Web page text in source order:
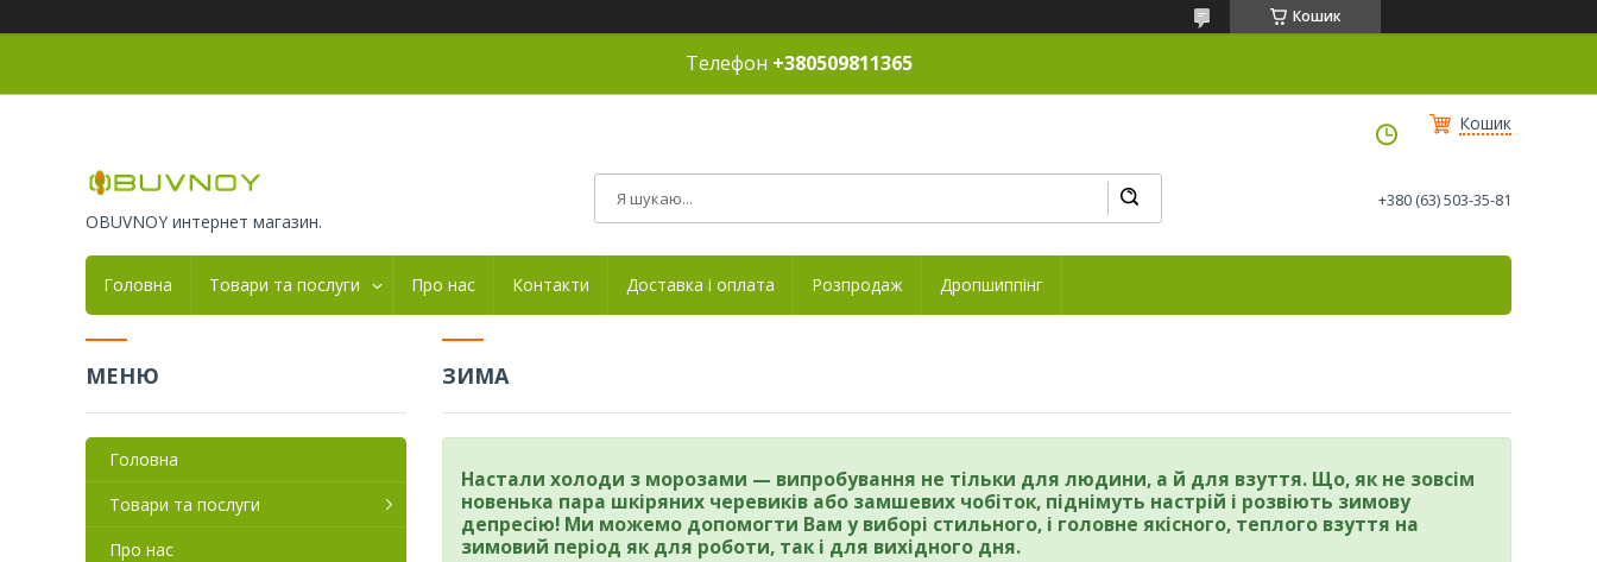
Кошик
Телефон +380509811365
Кошик
OBUVNOY интернет магазин.
+380 (63) 503-35-81
Головна Товари та послуги Про нас Контакти Доставка і оплата Розпродаж Дропшиппінг
ЗИМА
Настали холоди з морозами — випробування не тільки для людини, а й для взуття. Що, як не зовсім
новенька пара шкіряних черевиків або замшевих чобіток, піднімуть настрій і розвіють зимову
депресію! Ми можемо допомогти Вам у виборі стильного, і головне якісного, теплого взуття на
зимовий період як для роботи, так і для вихідного дня.
Головна
Товари та послуги
Про нас